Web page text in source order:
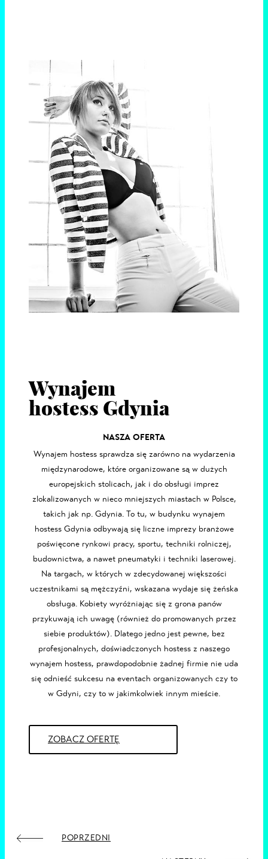
Wynajem
hostess Gdynia
NASZA OFERTA
Wynajem hostess sprawdza sięzarówno na wydarzenia
międzynarodowe, które organizowane są w dużych
europejskich stolicach, jak i do obsługi imprez
zlokalizowanych w nieco mniejszych miastach w Polsce,
takich jak np. Gdynia. To tu, w budynku wynajem
hostess Gdynia odbywają się liczne imprezy branżowe
poświęcone rynkowi pracy, sportu, techniki rolniczej,
budownictwa, a nawet pneumatyki i techniki laserowej.
Na targach, w których w zdecydowanej większości
uczestnikami są mężczyźni, wskazana wydaje się żeńska
obsługa. Kobiety wyróżniając się z grona panów
przykuwają ich uwagę (również do promowanych przez
siebie produktów). Dlatego jedno jest pewne, bez
profesjonalnych, doświadczonych hostess z naszego
wynajem hostess, prawdopodobnie żadnej firmie nie uda
się odnieść sukcesu na eventach organizowanych czy to
w Gdyni, czy to w jakimkolwiek innym mieście.
ZOBACZ OFERTĘ
POPRZEDNI